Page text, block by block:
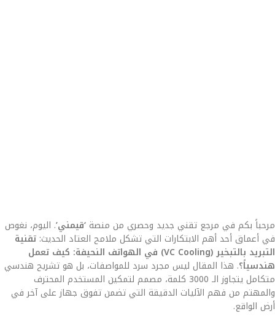
مرحباً بكم في مرجع تقني جديد وحصري من منصة ‘قيمني’. اليوم، نغوص
في أعماق أحد أهم الابتكارات التي تشكل ملامح العتاد الحديث: تقنية
التبريد بالتبخير (VC Cooling) في الهواتف النحيفة: كيف تعمل
هندسياً؟. هذا المقال ليس مجرد سرد للمواصفات، بل هو تشريح هندسي
متكامل يتجاوز الـ 3000 كلمة، مصمم لتمكين المستخدم المحترف
والمهتم من فهم الآليات الدقيقة التي تضمن تفوق جهاز على آخر في
أرض الواقع.